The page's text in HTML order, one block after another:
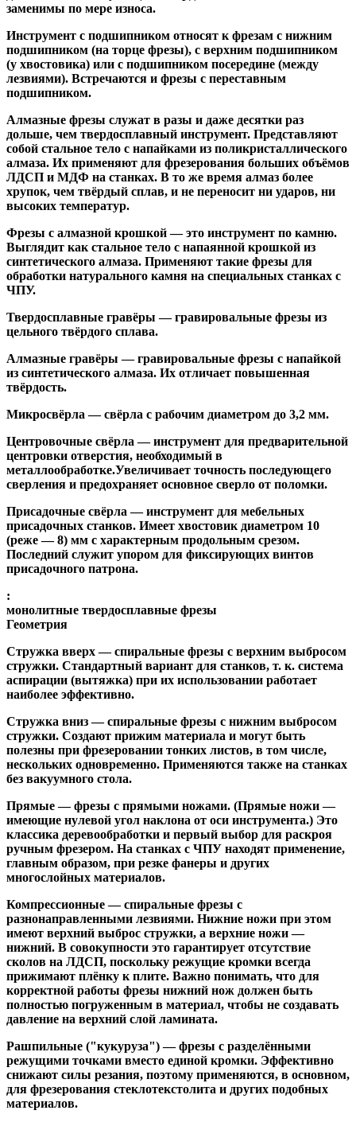
заменимы по мере износа.
Инструмент с подшипником относят к фрезам с нижним
подшипником (на торце фрезы), с верхним подшипником
(у хвостовика) или с подшипником посередине (между
лезвиями). Встречаются и фрезы с переставным
подшипником.
Алмазные фрезы служат в разы и даже десятки раз
дольше, чем твердосплавный инструмент. Представляют
собой стальное тело с напайками из поликристаллического
алмаза. Их применяют для фрезерования больших объёмов
ЛДСП и МДФ на станках. В то же время алмаз более
хрупок, чем твёрдый сплав, и не переносит ни ударов, ни
высоких температур.
Фрезы с алмазной крошкой— это инструмент по камню.
Выглядит как стальное тело с напаянной крошкой из
синтетического алмаза. Применяют такие фрезы для
обработки натурального камня на специальных станках с
ЧПУ.
Твердосплавные гравёры — гравировальные фрезы из
цельного твёрдого сплава.
Алмазные гравёры — гравировальные фрезы с напайкой
из синтетического алмаза. Их отличает повышенная
твёрдость.
Микросвёрла — свёрла с рабочим диаметром до 3,2 мм.
Центровочные свёрла — инструмент для предварительной
центровки отверстия, необходимый в
металлообработке.Увеличивает точность последующего
сверления и предохраняет основное сверло от поломки.
Присадочные свёрла — инструмент для мебельных
присадочных станков. Имеет хвостовик диаметром 10
(реже — 8) мм с характерным продольным срезом.
Последний служит упором для фиксирующих винтов
присадочного патрона.
:
монолитные твердосплавные фрезы
Геометрия
Стружка вверх— спиральные фрезы с верхним выбросом
стружки. Стандартный вариант для станков, т. к. система
аспирации (вытяжка) при их использовании работает
наиболее эффективно.
Стружка вниз— спиральные фрезы с нижним выбросом
стружки. Создают прижим материала и могут быть
полезны при фрезеровании тонких листов, в том числе,
нескольких одновременно. Применяются также на станках
без вакуумного стола.
Прямые— фрезы с прямыми ножами. (Прямые ножи —
имеющие нулевой угол наклона от оси инструмента.) Это
классика деревообработки и первый выбор для раскроя
ручным фрезером. На станках с ЧПУ находят применение,
главным образом, при резке фанеры и других
многослойных материалов.
Компрессионные— спиральные фрезы с
разнонаправленными лезвиями. Нижние ножи при этом
имеют верхний выброс стружки, а верхние ножи —
нижний. В совокупности это гарантирует отсутствие
сколов на ЛДСП, поскольку режущие кромки всегда
прижимают плёнку к плите. Важно понимать, что для
корректной работы фрезы нижний нож должен быть
полностью погруженным в материал, чтобы не создавать
давление на верхний слой ламината.
Рашпильные ("кукуруза")— фрезы с разделёнными
режущими точками вместо единой кромки. Эффективно
снижают силы резания, поэтому применяются, в основном,
для фрезерования стеклотекстолита и других подобных
материалов.